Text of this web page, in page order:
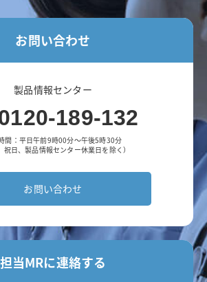
お問い合わせ
製品情報センター
189-132
間：平日午前9時00分～午後5時30分
祝日、製品情報センター休業日を除く）
お問い合わせ
担当MRに連絡する